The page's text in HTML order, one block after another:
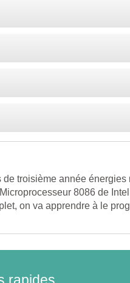
de troisième année
8086 de
on va apprendre à le
rapides